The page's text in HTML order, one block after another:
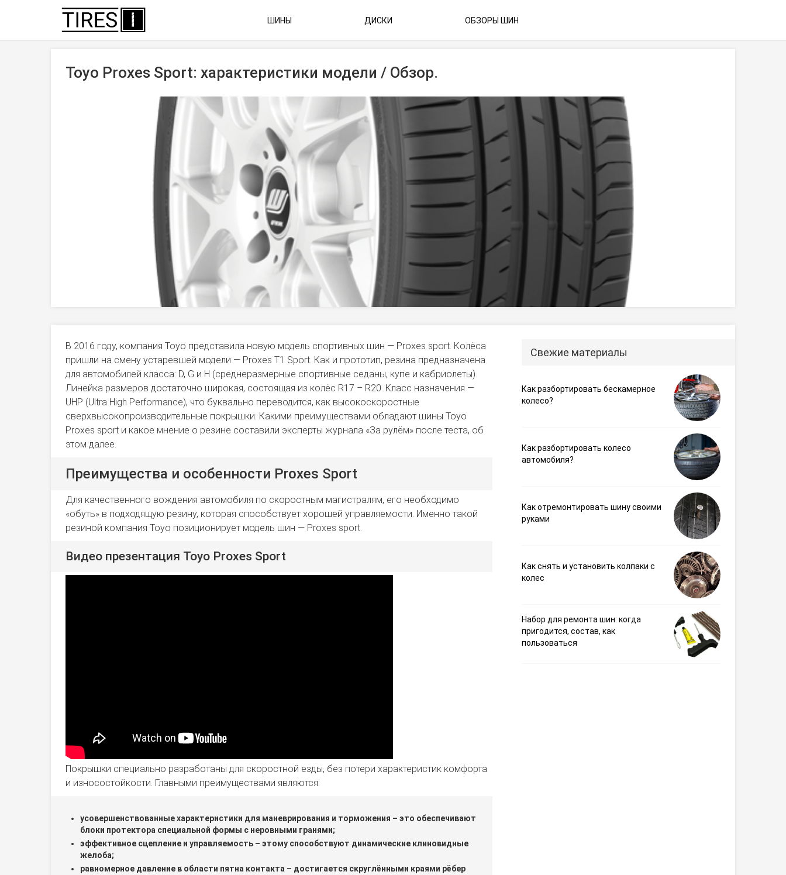
ШИНЫ ДИСКИ ОБЗОРЫ ШИН
Toyo Proxes Sport: характеристики модели / Обзор.
В 2016 году, компания Toyo представила новую модель спортивных шин — Proxes sport. Колёса
пришли на смену устаревшей модели — Proxes T1 Sport. Как и прототип, резина предназначена
для автомобилей класса: D, G и H (среднеразмерные спортивные седаны, купе и кабриолеты).
Линейка размеров достаточно широкая, состоящая из колёс R17 – R20. Класс назначения —
UHP (Ultra High Performance), что буквально переводится, как высокоскоростные
сверхвысокопроизводительные покрышки. Какими преимуществами обладают шины Toyo
Proxes sport и какое мнение о резине составили эксперты журнала «За рулём» после теста, об
этом далее.
Преимущества и особенности Proxes Sport
Для качественного вождения автомобиля по скоростным магистралям, его необходимо
«обуть» в подходящую резину, которая способствует хорошей управляемости. Именно такой
резиной компания Toyo позиционирует модель шин — Proxes sport.
Видео презентация Toyo Proxes Sport
Покрышки специально разработаны для скоростной езды, без потери характеристик комфорта
и износостойкости. Главными преимуществами являются:
усовершенствованные характеристики для маневрирования и торможения – это обеспечивают
блоки протектора специальной формы с неровными гранями;
эффективное сцепление и управляемость – этому способствуют динамические клиновидные
желоба;
равномерное давление в области пятна контакта – достигается скруглёнными краями рёбер
Свежие материалы
Как разбортировать бескамерное
колесо?
Как разбортировать колесо
автомобиля?
Как отремонтировать шину своими
руками
Как снять и установить колпаки с
колес
Набор для ремонта шин: когда
пригодится, состав, как
пользоваться